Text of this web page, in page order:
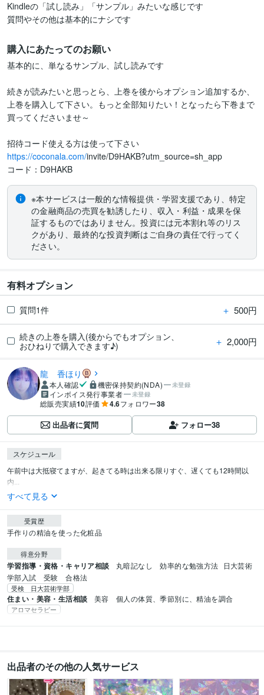
Kindleの「試し読み」「サンプル」みたいな感じです
質問やその他は基本的にナシです
購入にあたってのお願い
基本的に、単なるサンプル、試し読みです
続きが読みたいと思っとら、上巻を後からオプション追加するか、
上巻を購入して下さい。もっと全部知りたい！となったら下巻まで
買ってくださいませ～
https://coconala.com/invite/D9HAKB?utm_source=sh_app
※本サービスは一般的な情報提供・学習支援であり、特定
の金融商品の売買を勧誘したり、収入・利益・成果を保
証するものではありません。投資には元本割れ等のリス
クがあり、最終的な投資判断はご自身の責任で行ってく
ださい。
有料オプション
質問1件 ＋ 500円
続きの上巻を購入(後からでもオプション、
おひねりで購入できます♪)
＋ 2,000円
龍 香ほり
本人確認 機密保持契約(NDA) 未登録
インボイス発行事業者 未登録
総販売実績10評価 4.6フォロワー38
出品者に質問 フォロー38
スケジュール
午前中は大抵寝てますが、起きてる時は出来る限りすぐ、遅くても12時間以
内...
すべて見る
受賞歴
手作りの精油を使った化粧品
得意分野
学習指導・資格・キャリア相談 丸暗記なし　効率的な勉強方法
日大芸術
学部入試　受験　合格法
受検 日大芸術学部
住まい・美容・生活相談 美容　個人の体質、季節別に、精油を調合
アロマセラピー
出品者のその他の人気サービス